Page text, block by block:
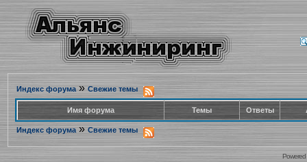
Индекс форума» Свежие темы
Имя форума Темы Ответы
Индекс форума » Свежие темы